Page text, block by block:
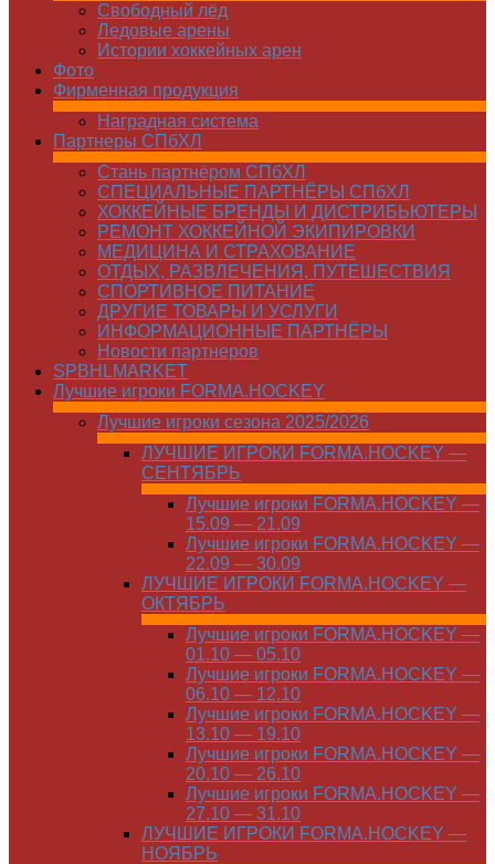
Свободный лёд
Ледовые арены
Истории хоккейных арен
Фото
Фирменная продукция
Наградная система
Партнеры СПбХЛ
Стань партнёром СПбХЛ
СПЕЦИАЛЬНЫЕ ПАРТНЁРЫ СПбХЛ
ХОККЕЙНЫЕ БРЕНДЫ И ДИСТРИБЬЮТЕРЫ
РЕМОНТ ХОККЕЙНОЙ ЭКИПИРОВКИ
МЕДИЦИНА И СТРАХОВАНИЕ
ОТДЫХ, РАЗВЛЕЧЕНИЯ, ПУТЕШЕСТВИЯ
СПОРТИВНОЕ ПИТАНИЕ
ДРУГИЕ ТОВАРЫ И УСЛУГИ
ИНФОРМАЦИОННЫЕ ПАРТНЁРЫ
Новости партнеров
SPBHLMARKET
Лучшие игроки FORMA.HOCKEY
Лучшие игроки сезона 2025/2026
ЛУЧШИЕ ИГРОКИ FORMA.HOCKEY —
СЕНТЯБРЬ
Лучшие игроки FORMA.HOCKEY —
15.09 — 21.09
Лучшие игроки FORMA.HOCKEY —
22.09 — 30.09
ЛУЧШИЕ ИГРОКИ FORMA.HOCKEY —
ОКТЯБРЬ
Лучшие игроки FORMA.HOCKEY —
01.10 — 05.10
Лучшие игроки FORMA.HOCKEY —
06.10 — 12.10
Лучшие игроки FORMA.HOCKEY —
13.10 — 19.10
Лучшие игроки FORMA.HOCKEY —
20.10 — 26.10
Лучшие игроки FORMA.HOCKEY —
27.10 — 31.10
ЛУЧШИЕ ИГРОКИ FORMA.HOCKEY —
НОЯБРЬ